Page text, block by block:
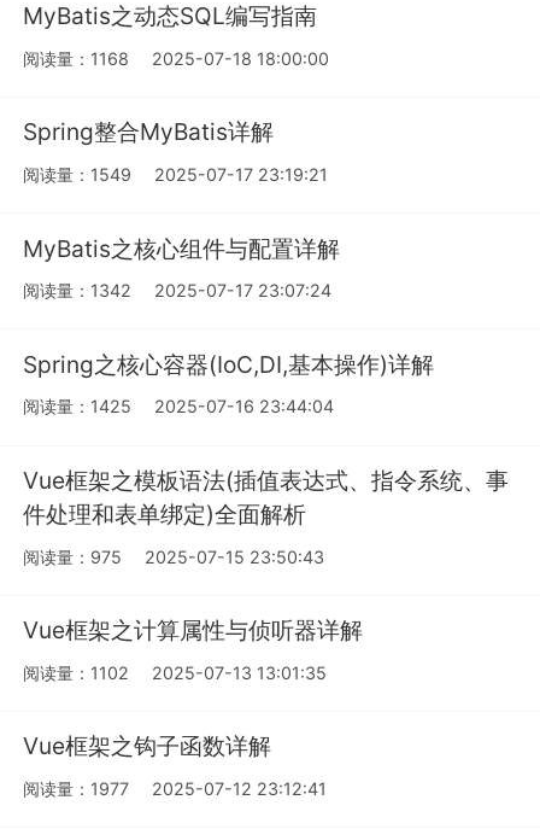
MyBatis之动态SQL编写指南
阅读量：1168 2025-07-18 18:00:00
Spring整合MyBatis详解
阅读量：1549 2025-07-17 23:19:21
MyBatis之核心组件与配置详解
阅读量：1342 2025-07-17 23:07:24
Spring之核心容器(IoC,DI,基本操作)详解
阅读量：1425 2025-07-16 23:44:04
Vue框架之模板语法(插值表达式、指令系统、事
件处理和表单绑定)全面解析
阅读量：975 2025-07-15 23:50:43
Vue框架之计算属性与侦听器详解
阅读量：1102 2025-07-13 13:01:35
Vue框架之钩子函数详解
阅读量：1977 2025-07-12 23:12:41